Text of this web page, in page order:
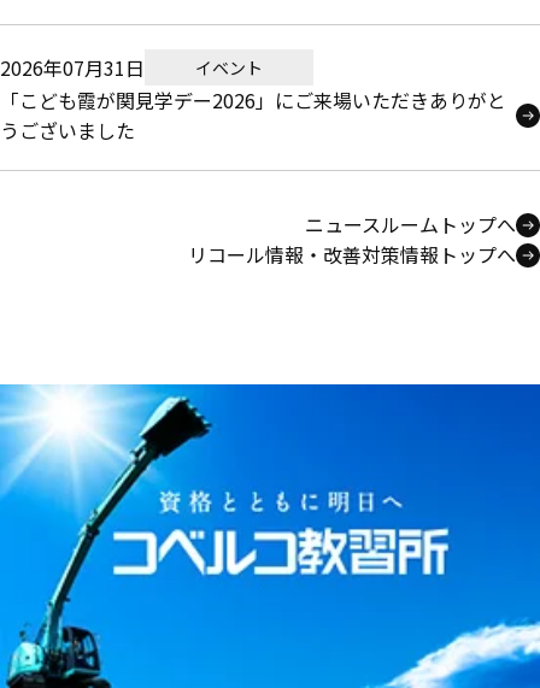
2026年07月31日 イベント
「こども霞が関見学デー2026」にご来場いただきありがと
うございました
ニュースルームトップへ
リコール情報・改善対策情報トップへ